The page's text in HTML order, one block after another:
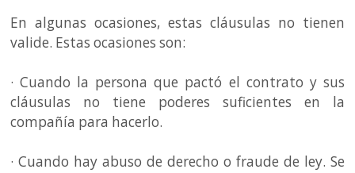
En algunas ocasiones, estas cláusulas no tienen
valide. Estas ocasiones son:
· Cuando la persona que pactó el contrato y sus
cláusulas no tiene poderes suficientes en la
compañía para hacerlo.
· Cuando hay abuso de derecho o fraude de ley. Se